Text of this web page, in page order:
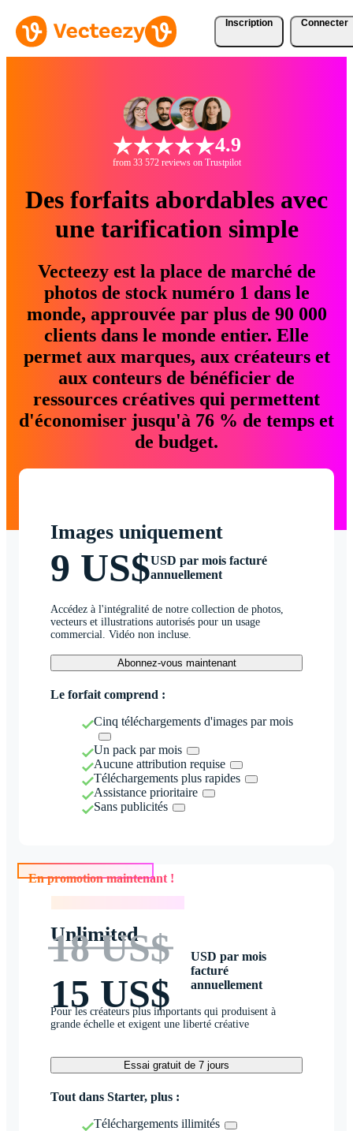
Inscription Connecter
4.9
from 33 572 reviews on Trustpilot
Des forfaits abordables avec
une tarification simple
Vecteezy est la place de marché de
photos de stock numéro 1 dans le
monde, approuvée par plus de 90 000
clients dans le monde entier. Elle
permet aux marques, aux créateurs et
aux conteurs de bénéficier de
ressources créatives qui permettent
d'économiser jusqu'à 76 % de temps et
de budget.
Images uniquement
9 US$USD par mois facturé
annuellement
Accédez à l'intégralité de notre collection de photos,
vecteurs et illustrations autorisés pour un usage
commercial. Vidéo non incluse.
Abonnez-vous maintenant
Le forfait comprend :
Cinq téléchargements d'images par mois
Un pack par mois
Aucune attribution requise
Téléchargements plus rapides
Assistance prioritaire
Sans publicités
En promotion maintenant !
Unlimited
18 US$
15 US$
USD par mois
facturé
annuellement
Pour les créateurs plus importants qui produisent à
grande échelle et exigent une liberté créative
Essai gratuit de 7 jours
Tout dans Starter, plus :
Téléchargements illimités